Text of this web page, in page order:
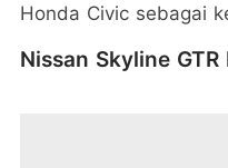
Honda Civic sebagai
Nissan Skyline GTR